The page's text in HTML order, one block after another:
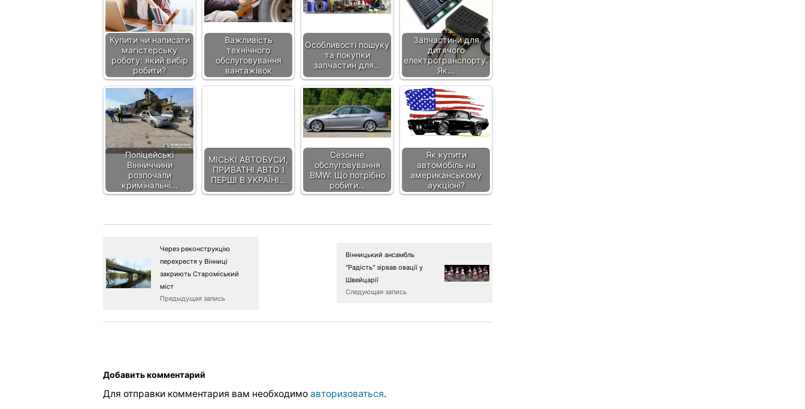
Купити чи написати
магістерську
роботу: який вибір
робити?
Важливість
технічного
обслуговування
вантажівок
Особливості пошуку
та покупки
запчастин для…
Запчастини для
дитячого
електротранспорту.
Як…
Поліцейські
Вінниччини
розпочали
кримінальні…
МІСЬКІ АВТОБУСИ,
ПРИВАТНІ АВТО І
ПЕРШІ В УКРАЇНІ…
Сезонне
обслуговування
BMW: Що потрібно
робити…
Як купити
автомобіль на
американському
аукціоні?
Через реконструкцію
перехрестя у Вінниці
закриють Староміський
міст
Предыдущая запись
Вінницький ансамбль
"Радість" зірвав овації у
Швейцарії
Следующая запись
Добавить комментарий
Для отправки комментария вам необходимо авторизоваться.